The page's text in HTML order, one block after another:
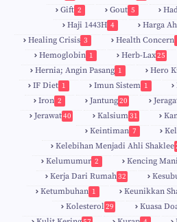
Gift 2 Gout 5
Haji 1443H 4 Harga
Healing Crisis 3 Health Concern
Hemoglobin 1 Herb-Lax25
Hernia; Angin Pasang 1 Hero
IF Diet 1 Imun Sistem 1
Iron 2 Jantung20
Jerawat40 Kalsium31
Keintiman 7
Kelebihan Menjadi Ahli Shaklee
Kelumumur 2 Kencing
Kerja Dari Rumah32
Ketumbuhan 1 Keunikkan
Kolesterol29 Kuasa